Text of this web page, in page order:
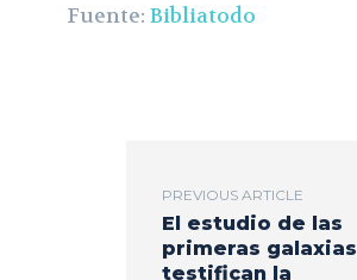
Fuente: Bibliatodo
PREVIOUS ARTICLE
El estudio de las
primeras galaxias
testifican la